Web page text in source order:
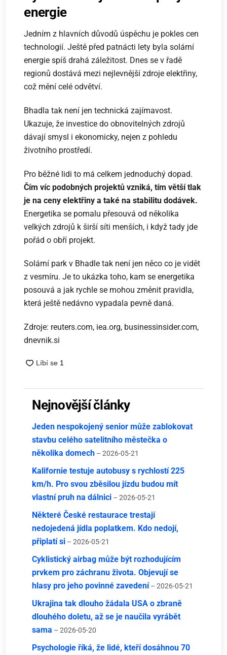
energie
Jedním z hlavních důvodů úspěchu je pokles cen
technologií. Ještě před patnácti lety byla solární
energie spíš drahá záležitost. Dnes se v řadě
regionů dostává mezi nejlevnější zdroje elektřiny,
což mění celé odvětví.
Bhadla tak není jen technická zajímavost.
Ukazuje, že investice do obnovitelných zdrojů
dávají smysl i ekonomicky, nejen z pohledu
životního prostředí.
Pro běžné lidi to má celkem jednoduchý dopad.
Čím víc podobných projektů vzniká, tím větší tlak
je na ceny elektřiny a také na stabilitu dodávek.
Energetika se pomalu přesouvá od několika
velkých zdrojů k širší síti menších, i když tady jde
pořád o obří projekt.
Solární park v Bhadle tak není jen něco co je vidět
z vesmíru. Je to ukázka toho, kam se energetika
posouvá a jak rychle se mohou změnit pravidla,
která ještě nedávno vypadala pevně daná.
Zdroje: reuters.com, iea.org, businessinsider.com,
dnevnik.si
Nejnovější články
Jeden nespokojený senior může zablokovat
stavbu celého satelitního městečka o
několika domech – 2026-05-21
Kalifornie testuje autobusy s rychlostí 225
km/h. Pro svou zběsilou jízdu budou mít
vlastní pruh na dálnici – 2026-05-21
Některé České restaurace trestají
nedojedená jídla poplatkem. Kdo nedojí,
připlatí si – 2026-05-21
Cyklistický airbag může být rozhodujícím
prvkem pro záchranu života. Objevují se
hlasy pro jeho povinné zavedení – 2026-05-21
Ukrajina tak dlouho žádala USA o zbraně
dlouhého doletu, až se je naučila vyrábět
sama – 2026-05-20
Psychologie říká, že lidé, kteří dosáhnou 70